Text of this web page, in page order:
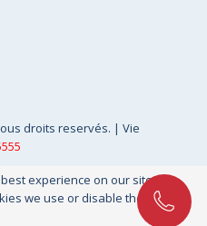
droits reservés. |Vie
experience on our site. You
we use or disable them in